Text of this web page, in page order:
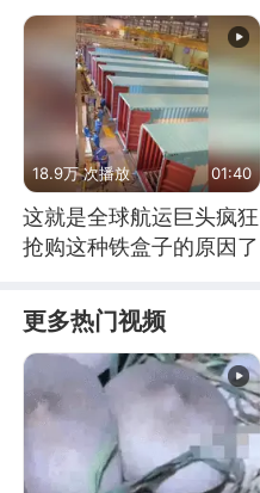
18.9万 次播放 01:40
这就是全球航运巨头疯狂
抢购这种铁盒子的原因了
更多热门视频